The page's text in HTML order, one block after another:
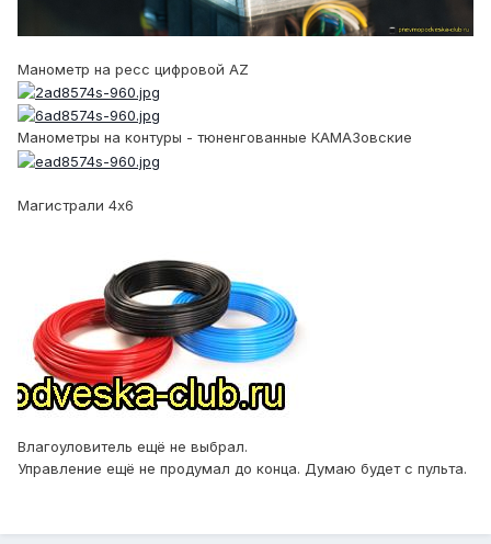
Манометр на ресс цифровой AZ
Манометры на контуры - тюненгованные КАМАЗовские
Магистрали 4x6
Влагоуловитель ещё не выбрал.
Управление ещё не продумал до конца. Думаю будет с пульта.